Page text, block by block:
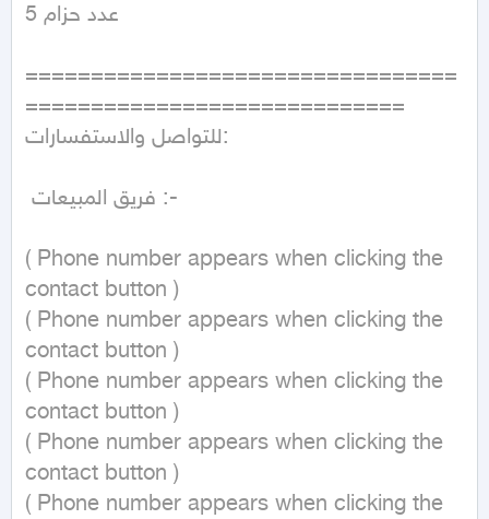
عدد حزام 5
=================================
=============================
للتواصل والاستفسارات:
( Phone number appears when clicking the
contact button )
( Phone number appears when clicking the
contact button )
( Phone number appears when clicking the
contact button )
( Phone number appears when clicking the
contact button )
( Phone number appears when clicking the